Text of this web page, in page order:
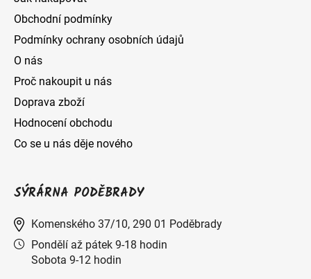
Obchodní podmínky
Podmínky ochrany osobních údajů
O nás
Proč nakoupit u nás
Doprava zboží
Hodnocení obchodu
Co se u nás děje nového
SÝRÁRNA PODĚBRADY
Komenského 37/10, 290 01 Poděbrady
Pondělí až pátek 9-18 hodin
Sobota 9-12 hodin